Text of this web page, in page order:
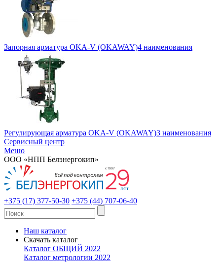
Запорная арматура OKA-V (OKAWAY)4 наименования
Регулирующая арматура OKA-V (OKAWAY)3 наименования
Сервисный центр
Меню
ООО «НПП Белэнергокип»
+375 (17) 377-50-30 +375 (44) 707-06-40
Наш каталог
Скачать каталог
Каталог ОБЩИЙ 2022
Каталог метрологии 2022